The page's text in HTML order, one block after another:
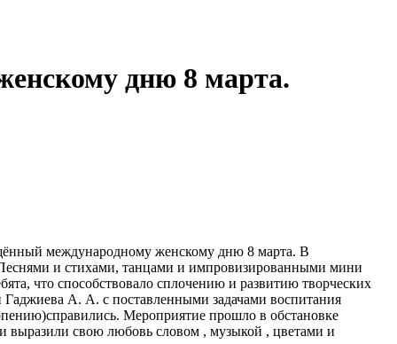
дню 8 марта.
международному женскому дню 8 марта. В
и стихами, танцами и импровизированными мини
что способствовало сплочению и развитию творческих
А. А. с поставленными задачами воспитания
Мероприятие прошло в обстановке
выразили свою любовь словом , музыкой , цветами и